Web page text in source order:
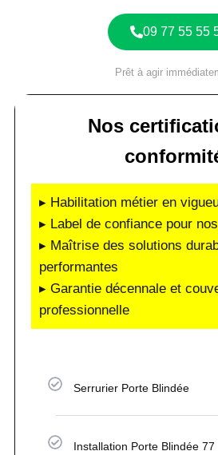
09 77 55 55
Prêt à agir
Nos
▸ Habilitation métier en
▸ Label de confiance pour
▸ Maîtrise des solutions
performantes
▸ Garantie décennale et
professionnelle
Serrurier Porte Blindée
Installation Porte Blindée 77